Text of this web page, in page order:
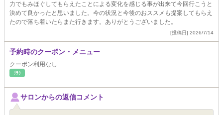
力でもみほぐしてもらえたことによる変化を感じる事が出来て今回行こうと
決めて良かったと思いました。今の状況と今後のおススメも提案してもらえ
たので落ち着いたらまた行きます。ありがとうございました。
[投稿日] 2026/7/14
予約時のクーポン・メニュー
クーポン利用なし
ﾘﾗｸ
サロンからの返信コメント